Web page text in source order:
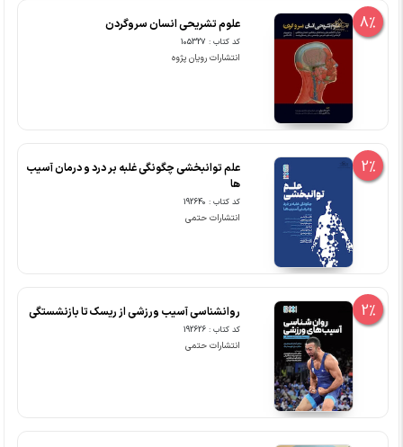
8% علوم تشریحی انسان سروگردن
کد کتاب : 105327
انتشارات رویان پژوه
2%
علم توانبخشی چگونگی غلبه بر درد و درمان آسیب
ها
کد کتاب : 192640
انتشارات حتمی
2% روانشناسی آسیب ورزشی از ریسک تا بازنشستگی
کد کتاب : 192626
انتشارات حتمی